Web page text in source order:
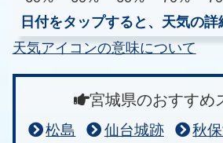
日付をタップすると、天気の
天気アイコンの意味について
宮城県のおすすめ
松島 仙台城跡
秋